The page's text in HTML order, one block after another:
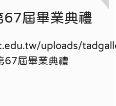
屆畢業典禮